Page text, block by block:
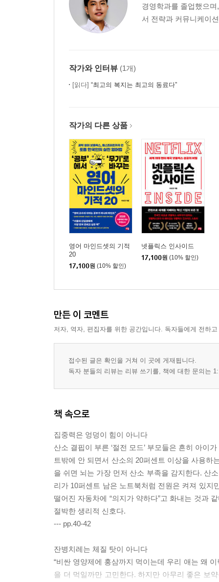
경영학과를 졸업했으
서 전략과 커뮤니케이
작가와 인터뷰 (1개)
[읽다] “최고의 복지는 최고의 동료다”
작가의 다른 상품
영어 마인드셋의 기적
20
17,100원 (10% 할인)
넷플릭스 인사이드
17,100원 (10% 할인)
만든 이 코멘트
저자, 역자, 편집자를 위한 공간입니다. 독자들에게 전하
접수된 글은 확인을 거쳐 이 곳에 게재됩니다.
독자 분들의 리뷰는 리뷰 쓰기를, 책에 대한 문의는
책 속으로
집중력은 엉덩이 힘이 아니다
산소 결핍이 부른 ‘절전 모드’ 부모들은 흔히 아이
트밖에 안 되면서 산소의 20퍼센트 이상을 사용
을 쉬면 뇌는 가장 먼저 산소 부족을 감지한다. 산
리가 10퍼센트 남은 노트북처럼 전원은 켜져 있지
떨어진 자동차에 “의지가 약하다”고 화내는 것과
절박한 생리적 신호다.
--- pp.40-42
잔병치레는 체질 탓이 아니다
“비싼 영양제에 홍삼까지 먹이는데 우리 애는 왜
을 더 먹일까만 고민한다. 하지만 아무리 좋은 보